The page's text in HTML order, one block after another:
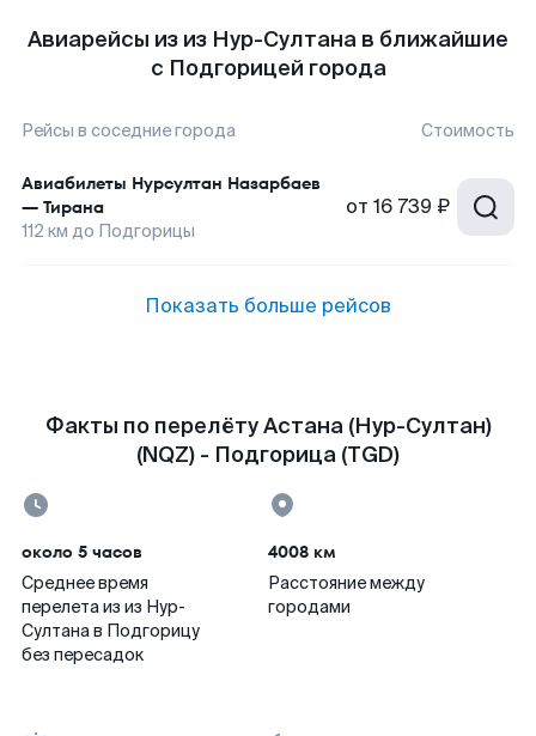
Авиарейсы из из Нур-Султана в ближайшие
с Подгорицей города
Рейсы в соседние города Стоимость
Авиабилеты Нурсултан Назарбаев
— Тирана
112 км до Подгорицы
от 16 739 ₽
Показать больше рейсов
Факты по перелёту Астана (Нур-Султан)
(NQZ) - Подгорица (TGD)
около 5 часов
Среднее время
перелета из из Нур-
Султана в Подгорицу
без пересадок
4008 км
Расстояние между
городами